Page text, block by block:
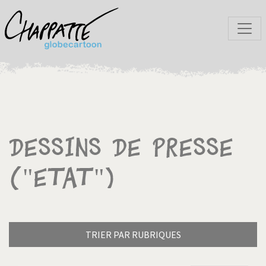
Dessins de presse
("Etat")
TRIER PAR RUBRIQUES